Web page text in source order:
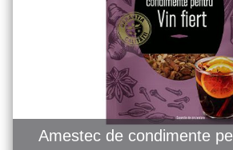
Amestec de condimente